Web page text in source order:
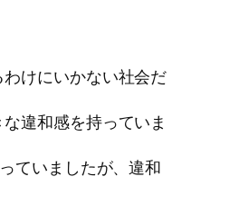
けにいかない社会だ
違和感を持っていま
ていましたが、違和